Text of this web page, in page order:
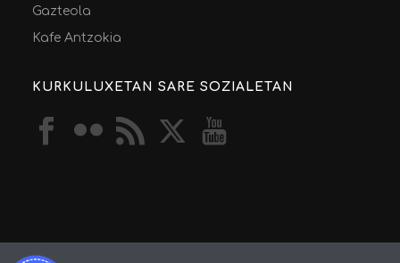
Gazteola
Kafe Antzokia
KURKULUXETAN SARE SOZIALETAN